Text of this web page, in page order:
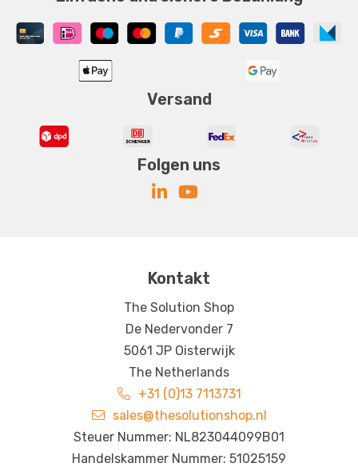
Versand
Folgen uns
Kontakt
The Solution Shop
De Nedervonder 7
5061 JP Oisterwijk
The Netherlands
+31 (0)13 7113731
sales@thesolutionshop.nl
Steuer Nummer: NL823044099B01
Handelskammer Nummer: 51025159